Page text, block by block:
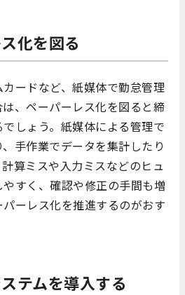
化を図る
ードなど、紙媒体で勤怠管理
、ペーパーレス化を図ると締
しょう。紙媒体による管理で
手作業でデータを集計したり
算ミスや入力ミスなどのヒュ
すく、確認や修正の手間も増
ーレス化を推進するのがおす
テムを導入する